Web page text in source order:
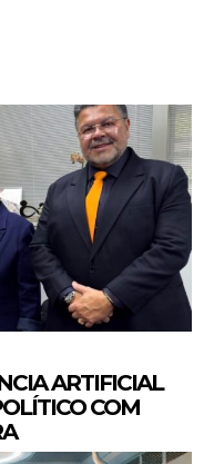
ARTIFICIAL
COM